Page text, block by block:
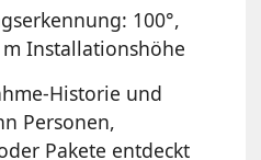
100°,
Installationshöhe
Historie und
Personen,
Pakete entdeckt